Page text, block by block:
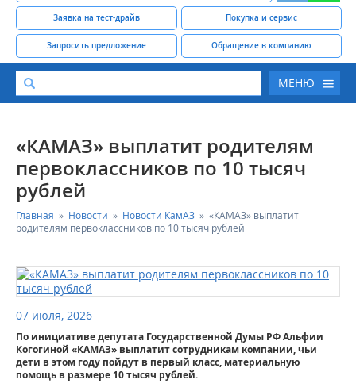
Заявка на тест-драйв Покупка и сервис
Запросить предложение Обращение в компанию
МЕНЮ
КАТАЛОГ АВТОТЕХНИКИ
СЕРВИС И ГАРАНТИЙНЫЕ ОБЯЗАТЕЛЬСТВА
РЕМОНТ ДВИГАТЕЛЕЙ КАМАЗ
ФИНАНСОВЫЙ СЕРВИС
ФОТОГАЛЕРЕЯ
«КАМАЗ» выплатит родителям
первоклассников по 10 тысяч
рублей
Главная » Новости » Новости КамАЗ » «КАМАЗ» выплатит
родителям первоклассников по 10 тысяч рублей
07 июля, 2026
По инициативе депутата Государственной Думы РФ Альфии
Когогиной «КАМАЗ» выплатит сотрудникам компании, чьи
дети в этом году пойдут в первый класс, материальную
помощь в размере 10 тысяч рублей.